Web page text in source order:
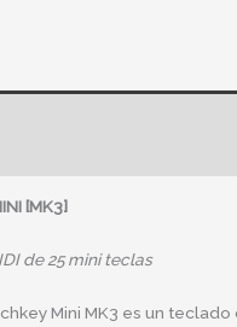
[MK3]
de 25 mini teclas
Mini MK3 es un